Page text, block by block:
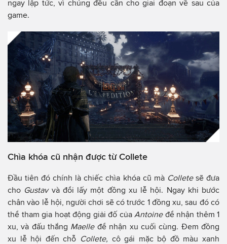
ngay lập tức, vì chúng đều cần cho giai đoạn về sau của
game.
Chìa khóa cũ nhận được từ Collete
Đầu tiên đó chính là chiếc chìa khóa cũ mà Colletesẽ đưa
cho Gustavvà đổi lấy một đồng xu lễ hội. Ngay khi bước
chân vào lễ hội, người chơi sẽ có trước 1 đồng xu, sau đó có
thể tham gia hoạt động giải đố của Antoineđể nhận thêm 1
xu, và đấu thắng Maelleđể nhận xu cuối cùng. Đem đồng
xu lễ hội đến chỗ Collete, cô gái mặc bộ đồ màu xanh